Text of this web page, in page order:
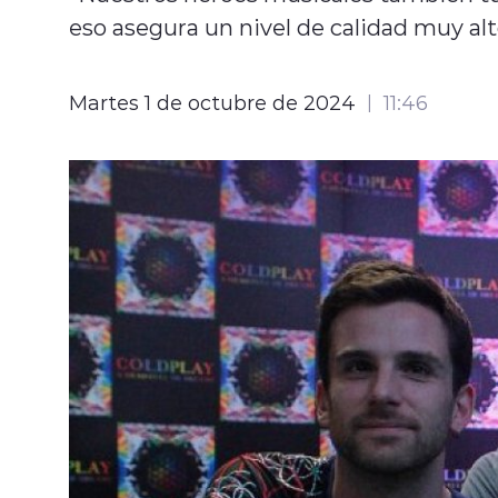
eso asegura un nivel de calidad muy
Martes 1 de octubre de 2024 11:46